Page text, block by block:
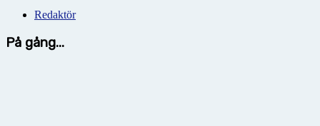
Redaktör
På gång...